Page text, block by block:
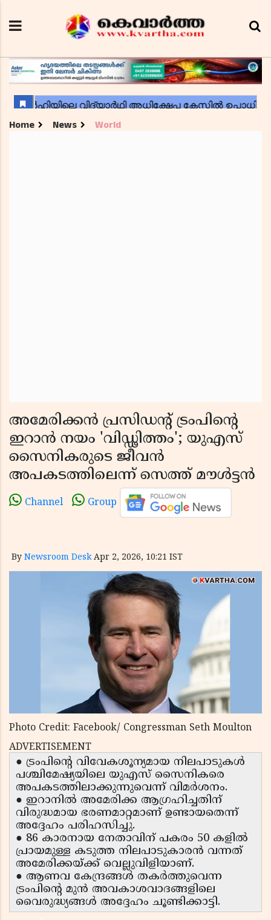
Home News World
അമേരിക്കൻ പ്രസിഡൻ്റ് ട്രംപിൻ്റെ
ഇറാൻ നയം 'വിഡ്ഢിത്തം'; യുഎസ്
സൈനികരുടെ ജീവൻ
അപകടത്തിലെന്ന് സെത്ത് മൗൾട്ടൻ
Channel Group
By Newsroom Desk Apr 2, 2026, 10:21 IST
Photo Credit: Facebook/ Congressman Seth Moulton
ADVERTISEMENT
● ട്രംപിന്റെ വിവേകശൂന്യമായ നിലപാടുകൾ
പശ്ചിമേഷ്യയിലെ യുഎസ് സൈനികരെ
അപകടത്തിലാക്കുന്നുവെന്ന് വിമർശനം.
● ഇറാനിൽ അമേരിക്ക ആഗ്രഹിച്ചതിന്
വിരുദ്ധമായ ഭരണമാറ്റമാണ് ഉണ്ടായതെന്ന്
അദ്ദേഹം പരിഹസിച്ചു.
● 86 കാരനായ നേതാവിന് പകരം 50 കളിൽ
പ്രായമുള്ള കടുത്ത നിലപാടുകാരൻ വന്നത്
അമേരിക്കയ്ക്ക് വെല്ലുവിളിയാണ്.
● ആണവ കേന്ദ്രങ്ങൾ തകർത്തുവെന്ന
ട്രംപിന്റെ മുൻ അവകാശവാദങ്ങളിലെ
വൈരുദ്ധ്യങ്ങൾ അദ്ദേഹം ചൂണ്ടിക്കാട്ടി.